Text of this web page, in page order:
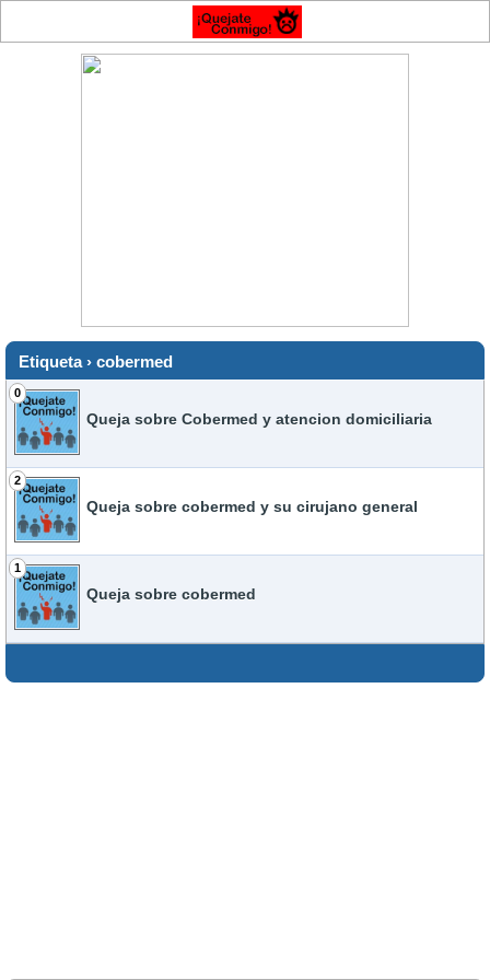
Etiqueta › cobermed
0
Queja sobre Cobermed y atencion domiciliaria
2
Queja sobre cobermed y su cirujano general
1
Queja sobre cobermed